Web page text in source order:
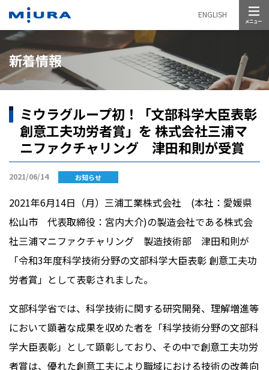
ENGLISH
新着情報
ミウラグループ初！「文部科学大臣表彰
創意工夫功労者賞」を 株式会社三浦マ
ニファクチャリング 津田和則が受賞
2021/06/14 お知らせ
2021年6月14日（月）三浦工業株式会社 (本社：愛媛県
松山市 代表取締役：宮内大介)の製造会社である株式会
社三浦マニファクチャリング 製造技術部 津田和則が
「令和3年度科学技術分野の文部科学大臣表彰 創意工夫功
労者賞」として表彰されました。
文部科学省では、科学技術に関する研究開発、理解増進等
において顕著な成果を収めた者を「科学技術分野の文部科
学大臣表彰」として顕彰しており、その中で創意工夫功労
者賞は、優れた創意工夫により職域における技術の改善向